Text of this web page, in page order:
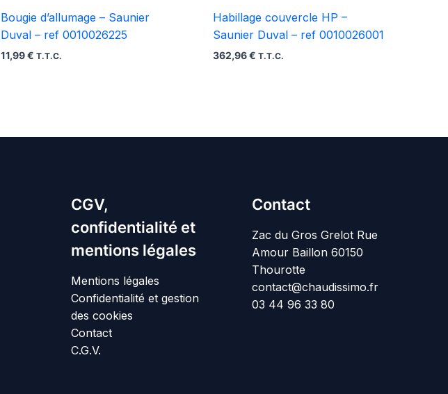
Bougie d’allumage – Saunier
Duval – ref 0010026225
11,99€ T.T.C.
Habillage couvercle HP –
Saunier Duval – ref 0010026001
362,96€ T.T.C.
CGV,
confidentialité et
mentions légales
Mentions légales
Confidentialité et gestion
des cookies
Contact
C.G.V.
Contact
Zac du Gros Grelot Rue
Amour Baillon 60150
Thourotte
contact@chaudissimo.fr
03 44 96 33 80